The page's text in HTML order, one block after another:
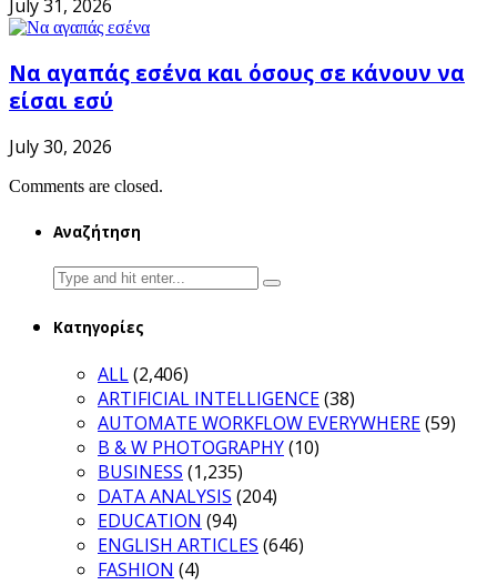
July 31, 2026
Να αγαπάς εσένα και όσους σε κάνουν να
είσαι εσύ
July 30, 2026
Comments are closed.
Αναζήτηση
Search
for:
Κατηγορίες
ALL(2,406)
ARTIFICIAL INTELLIGENCE(38)
AUTOMATE WORKFLOW EVERYWHERE(59)
B & W PHOTOGRAPHY(10)
BUSINESS (1,235)
DATA ANALYSIS (204)
EDUCATION (94)
ENGLISH ARTICLES (646)
FASHION (4)